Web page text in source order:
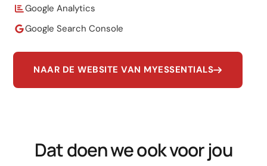
Google Analytics
Google Search Console
NAAR DE WEBSITE VAN MYESSENTIALS
Dat doen we ook voor jou